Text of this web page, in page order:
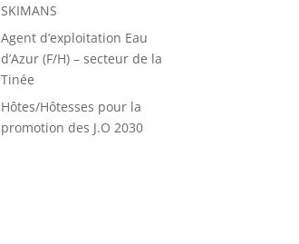
SKIMANS
Agent d’exploitation Eau
d’Azur (F/H) – secteur de la
Tinée
Hôtes/Hôtesses pour la
promotion des J.O 2030